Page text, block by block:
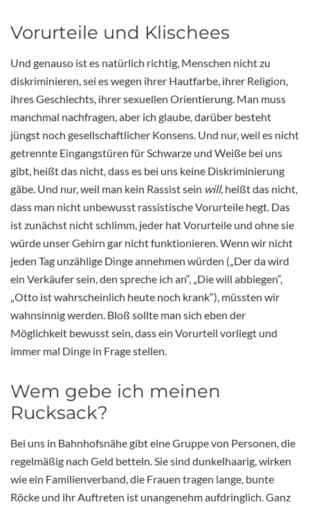
Vorurteile und Klischees
Und genauso ist es natürlich richtig, Menschen nicht zu
diskriminieren, sei es wegen ihrer Hautfarbe, ihrer Religion,
ihres Geschlechts, ihrer sexuellen Orientierung. Man muss
manchmal nachfragen, aber ich glaube, darüber besteht
jüngst noch gesellschaftlicher Konsens. Und nur, weil es nicht
getrennte Eingangstüren für Schwarze und Weiße bei uns
gibt, heißt das nicht, dass es bei uns keine Diskriminierung
gäbe. Und nur, weil man kein Rassist sein will, heißt das nicht,
dass man nicht unbewusst rassistische Vorurteile hegt. Das
ist zunächst nicht schlimm, jeder hat Vorurteile und ohne sie
würde unser Gehirn gar nicht funktionieren. Wenn wir nicht
jeden Tag unzählige Dinge annehmen würden („Der da wird
ein Verkäufer sein, den spreche ich an“, „Die will abbiegen“,
„Otto ist wahrscheinlich heute noch krank“), müssten wir
wahnsinnig werden. Bloß sollte man sich eben der
Möglichkeit bewusst sein, dass ein Vorurteil vorliegt und
immer mal Dinge in Frage stellen.
Wem gebe ich meinen
Rucksack?
Bei uns in Bahnhofsnähe gibt eine Gruppe von Personen, die
regelmäßig nach Geld betteln. Sie sind dunkelhaarig, wirken
wie ein Familienverband, die Frauen tragen lange, bunte
Röcke und ihr Auftreten ist unangenehm aufdringlich. Ganz